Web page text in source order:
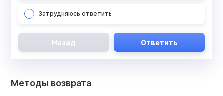
Затрудняюсь ответить
Назад Ответить
Методы возврата